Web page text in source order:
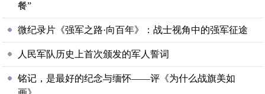
餐”
微纪录片《强军之路·向百年》：战士视角中的强军征途
人民军队历史上首次颁发的军人誓词
铭记，是最好的纪念与缅怀——评《为什么战旗美如